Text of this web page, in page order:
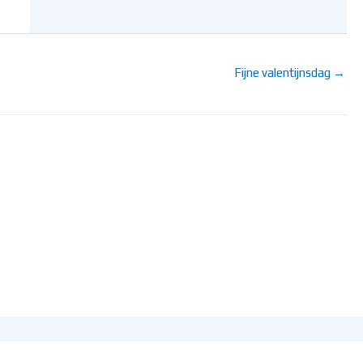
Fijne valentijnsdag →